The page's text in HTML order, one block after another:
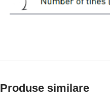
Produse similare